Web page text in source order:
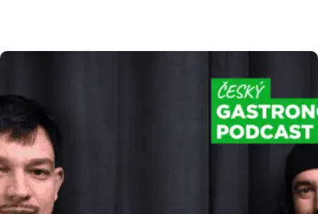
k životu. V nové epizodě podcastu nás Ivo vzal na
kávovar La Marzocco a jako nadšenec poučoval